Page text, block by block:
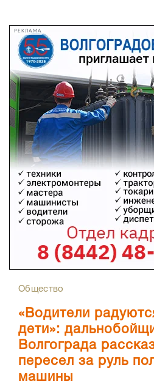
РЕКЛАМА
Общество
«Водители
дети»:
Волгограда
пересел за руль
машины